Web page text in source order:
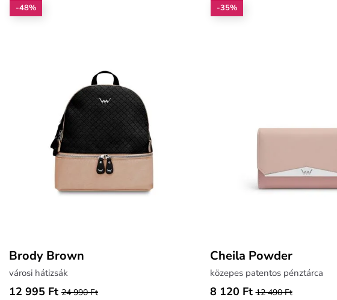
-48%
Brody Brown
városi hátizsák
12 995 Ft 24 990 Ft
-35%
Cheila Powder
közepes patentos pénztárca
8 120 Ft 12 490 Ft